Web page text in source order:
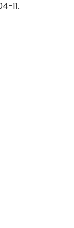
11.